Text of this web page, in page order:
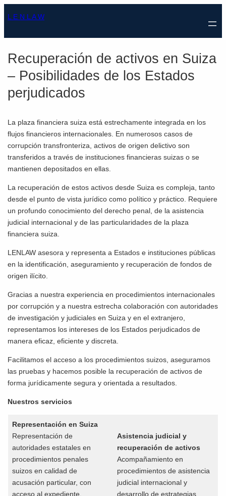
alL E N L A W
Recuperación de activos en Suiza
– Posibilidades de los Estados
perjudicados
La plaza financiera suiza está estrechamente integrada en los
flujos financieros internacionales. En numerosos casos de
corrupción transfronteriza, activos de origen delictivo son
transferidos a través de instituciones financieras suizas o se
mantienen depositados en ellas.
La recuperación de estos activos desde Suiza es compleja, tanto
desde el punto de vista jurídico como político y práctico. Requiere
un profundo conocimiento del derecho penal, de la asistencia
judicial internacional y de las particularidades de la plaza
financiera suiza.
LENLAW asesora y representa a Estados e instituciones públicas
en la identificación, aseguramiento y recuperación de fondos de
origen ilícito.
Gracias a nuestra experiencia en procedimientos internacionales
por corrupción y a nuestra estrecha colaboración con autoridades
de investigación y judiciales en Suiza y en el extranjero,
representamos los intereses de los Estados perjudicados de
manera eficaz, eficiente y discreta.
Facilitamos el acceso a los procedimientos suizos, aseguramos
las pruebas y hacemos posible la recuperación de activos de
forma jurídicamente segura y orientada a resultados.
Nuestros servicios
Representación en Suiza
Representación de
autoridades estatales en
procedimientos penales
suizos en calidad de
acusación particular, con
acceso al expediente,
Asistencia judicial y
recuperación de activos
Acompañamiento en
procedimientos de asistencia
judicial internacional y
desarrollo de estrategias